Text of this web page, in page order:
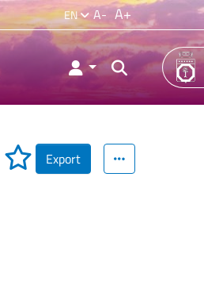
EN A- A+
Export